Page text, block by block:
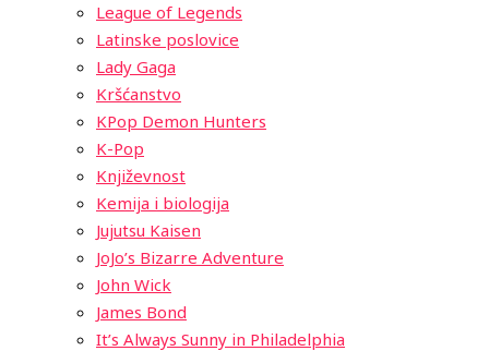
League of Legends
Latinske poslovice
Lady Gaga
Kršćanstvo
KPop Demon Hunters
K-Pop
Književnost
Kemija i biologija
Jujutsu Kaisen
JoJo’s Bizarre Adventure
John Wick
James Bond
It’s Always Sunny in Philadelphia